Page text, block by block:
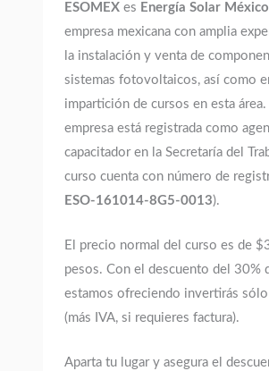
ESOMEX es Energía Solar México
empresa mexicana con amplia
la instalación y venta de
sistemas fotovoltaicos, así como
impartición de cursos en esta área.
empresa está registrada como
capacitador en la Secretaría del
curso cuenta con número de
ESO-161014-8G5-0013).
El precio normal del curso es de
pesos. Con el descuento del 30%
estamos ofreciendo invertirás
(más IVA, si requieres factura).
Aparta tu lugar y asegura el